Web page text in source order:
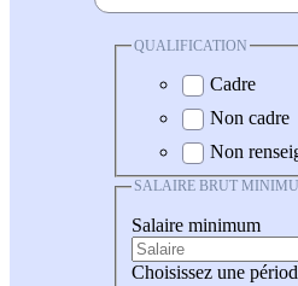
QUALIFICATION
Cadre
Non cadre
Non
SALAIRE BRUT
Salaire minimum
Choisissez une